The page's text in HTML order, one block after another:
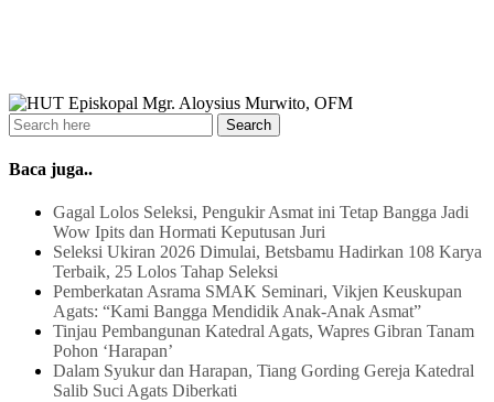
Baca juga..
Gagal Lolos Seleksi, Pengukir Asmat ini Tetap Bangga Jadi
Wow Ipits dan Hormati Keputusan Juri
Seleksi Ukiran 2026 Dimulai, Betsbamu Hadirkan 108 Karya
Terbaik, 25 Lolos Tahap Seleksi
Pemberkatan Asrama SMAK Seminari, Vikjen Keuskupan
Agats: “Kami Bangga Mendidik Anak-Anak Asmat”
Tinjau Pembangunan Katedral Agats, Wapres Gibran Tanam
Pohon ‘Harapan’
Dalam Syukur dan Harapan, Tiang Gording Gereja Katedral
Salib Suci Agats Diberkati